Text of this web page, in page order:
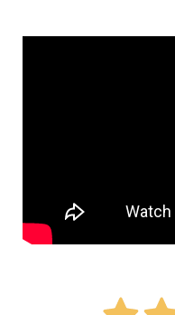
Nome